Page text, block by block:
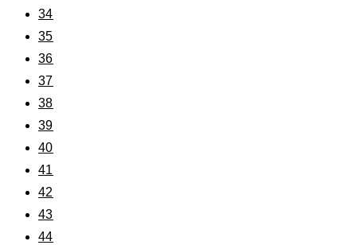
34
35
36
37
38
39
40
41
42
43
44